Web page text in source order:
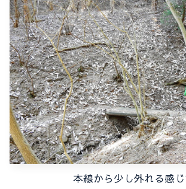
本線から少し外れる感